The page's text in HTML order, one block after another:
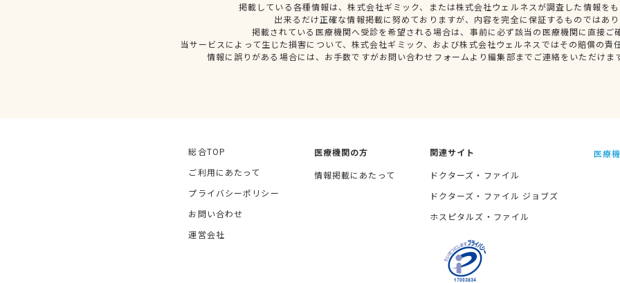
掲載している各種情報は、株式会社ギミック、または株式会社ウェルネスが調査した情報を
出来るだけ正確な情報掲載に努めておりますが、内容を完全に保証するものではあ
掲載されている医療機関へ受診を希望される場合は、事前に必ず該当の医療機関に直接ご
当サービスによって生じた損害について、株式会社ギミック、および株式会社ウェルネスではその賠償の責
情報に誤りがある場合には、お手数ですがお問い合わせフォームより編集部までご連絡をいただけま
総合TOP
ご利用にあたって
プライバシーポリシー
お問い合わせ
運営会社
医療機関の方
情報掲載にあたって
関連サイト
ドクターズ・ファイル
ドクターズ・ファイル ジョブズ
ホスピタルズ・ファイル
医療